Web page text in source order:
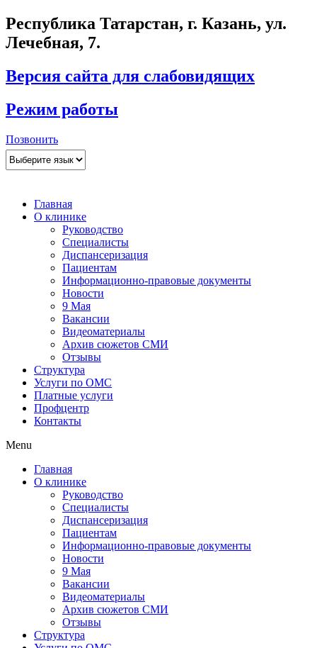
Республика Татарстан, г. Казань, ул.
Лечебная, 7.
Версия сайта для слабовидящих
Режим работы
Позвонить
Главная
О клинике
Руководство
Специалисты
Диспансеризация
Пациентам
Информационно-правовые документы
Новости
9 Мая
Вакансии
Видеоматериалы
Архив сюжетов СМИ
Отзывы
Структура
Услуги по ОМС
Платные услуги
Профцентр
Контакты
Menu
Главная
О клинике
Руководство
Специалисты
Диспансеризация
Пациентам
Информационно-правовые документы
Новости
9 Мая
Вакансии
Видеоматериалы
Архив сюжетов СМИ
Отзывы
Структура